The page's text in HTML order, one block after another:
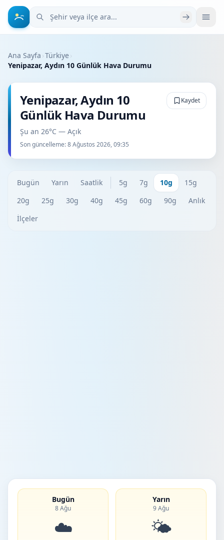
Şehir veya ilçe ara
Ana Sayfa ›Türkiye›
Yenipazar, Aydın 10 Günlük Hava Durumu
Yenipazar, Aydın 10
Günlük Hava Durumu
Şu an 26°C — Açık
Son güncelleme:8 Ağustos 2026, 09:35
Kaydet
Bugün Yarın Saatlik 5g 7g 10g
15g
20g
25g 30g 40g 45g 60g 90g
Anlık
İlçeler
Bugün
8 Ağu
☁️
Yarın
9 Ağu
🌤️